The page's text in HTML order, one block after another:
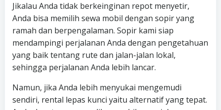
Jikalau Anda tidak berkeinginan repot menyetir,
Anda bisa memilih sewa mobil dengan sopir yang
ramah dan berpengalaman. Sopir kami siap
mendampingi perjalanan Anda dengan pengetahuan
yang baik tentang rute dan jalan-jalan lokal,
sehingga perjalanan Anda lebih lancar.
Namun, jika Anda lebih menyukai mengemudi
sendiri, rental lepas kunci yaitu alternatif yang tepat.